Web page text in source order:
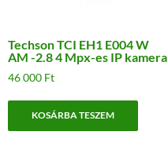
Techson TCI EH1 E004 W
AM -2.8 4 Mpx-es IP kamera
46 000 Ft
KOSÁRBA TESZEM